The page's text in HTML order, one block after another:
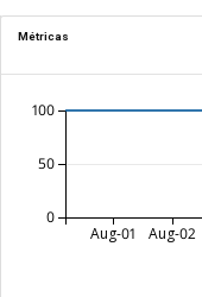
Métricas
Aug-01 Aug-02
0
50
100